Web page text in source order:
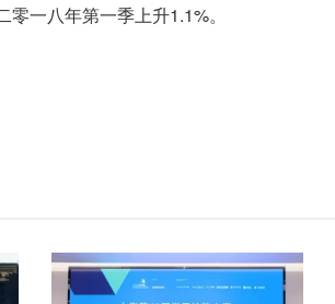
一八年第一季上升1.1%。